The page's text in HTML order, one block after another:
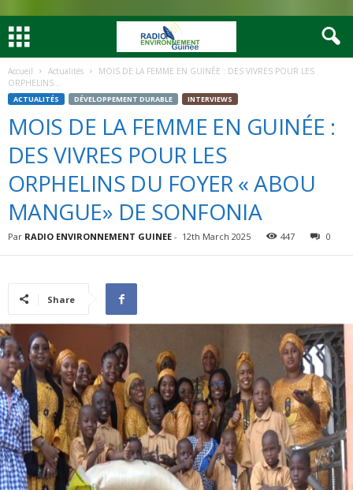
Accueil Actualités
MOIS DE LA FEMME EN GUINÉE : DES VIVRES POUR LES
ORPHELINS...
ACTUALITÉS DÉVELOPPEMENT DURABLE INTERVIEWS
MOIS DE LA FEMME EN GUINÉE :
DES VIVRES POUR LES
ORPHELINS DU FOYER « ABOU
MANGUE» DE SONFONIA
Par RADIO ENVIRONNEMENT GUINEE - 12th March 2025 447 0
Share